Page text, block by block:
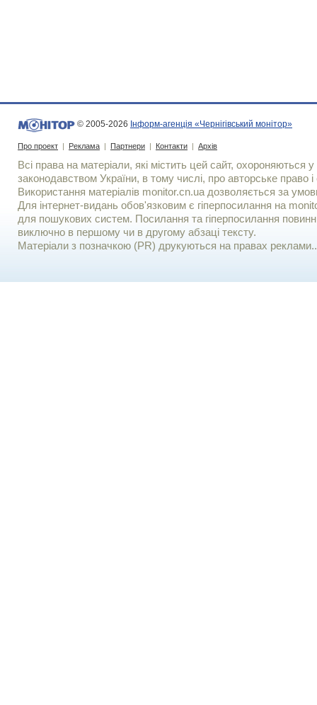
© 2005-2026 Інформ-агенція «Чернігівський монітор»
Про проект | Реклама | Партнери | Контакти | Архів
Всі права на матеріали, які містить цей сайт, охороняються у
законодавством України, в тому числі, про авторське право і
Використання матерiалiв monitor.cn.ua дозволяється за
Для iнтернет-видань обов'язковим є гiперпосилання на
для пошукових систем. Посилання та гіперпосилання
виключно в першому чи в другому абзаці тексту.
Матеріали з позначкою (PR) друкуються на правах реклами..